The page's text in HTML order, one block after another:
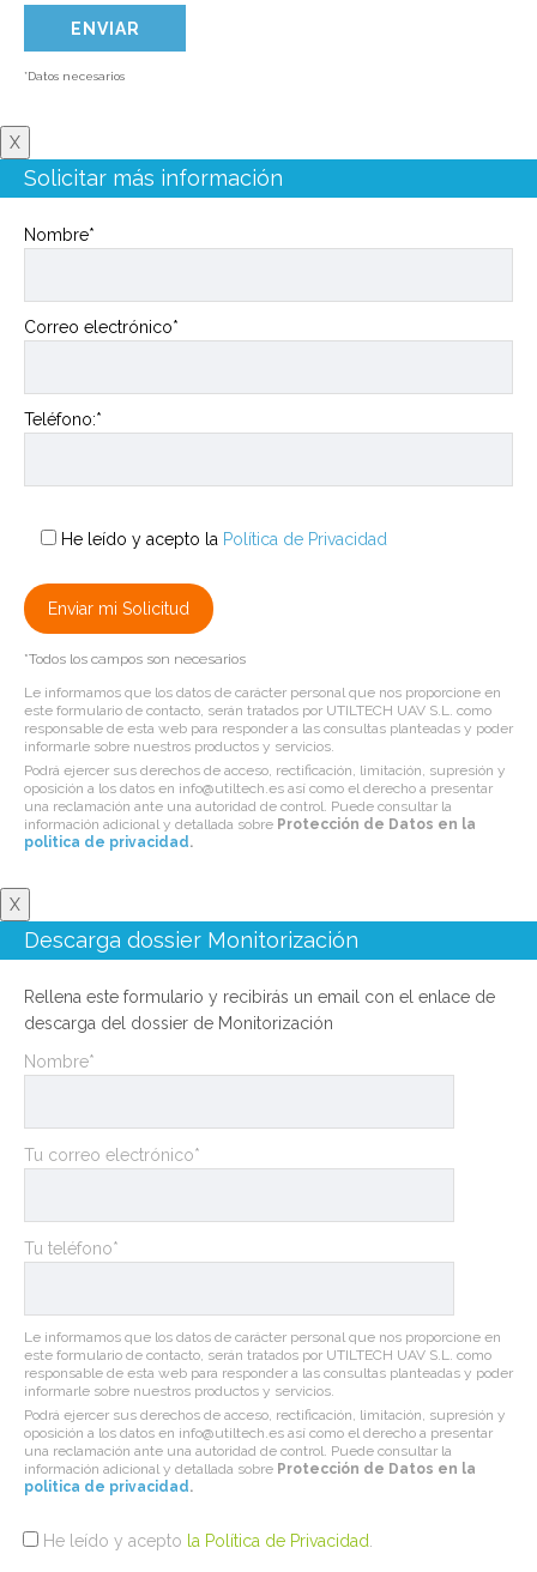
*Datos necesarios
X
Solicitar más información
Nombre*
Correo electrónico*
Teléfono:*
He leído y acepto la Política de Privacidad
*Todos los campos son necesarios
Le informamos que los datos de carácter personal que nos proporcione en
este formulario de contacto, serán tratados por UTILTECH UAV S.L. como
responsable de esta web para responder a las consultas planteadas y poder
informarle sobre nuestros productos y servicios.
Podrá ejercer sus derechos de acceso, rectificación, limitación, supresión y
oposición a los datos en info@utiltech.es así como el derecho a presentar
una reclamación ante una autoridad de control. Puede consultar la
información adicional y detallada sobre Protección de Datos en la
politica de privacidad.
X
Descarga dossier Monitorización
Rellena este formulario y recibirás un email con el enlace de
descarga del dossier de Monitorización
Nombre*
Tu correo electrónico*
Tu teléfono*
Le informamos que los datos de carácter personal que nos proporcione en
este formulario de contacto, serán tratados por UTILTECH UAV S.L. como
responsable de esta web para responder a las consultas planteadas y poder
informarle sobre nuestros productos y servicios.
Podrá ejercer sus derechos de acceso, rectificación, limitación, supresión y
oposición a los datos en info@utiltech.es así como el derecho a presentar
una reclamación ante una autoridad de control. Puede consultar la
información adicional y detallada sobre Protección de Datos en la
politica de privacidad.
He leído y acepto la Política de Privacidad.